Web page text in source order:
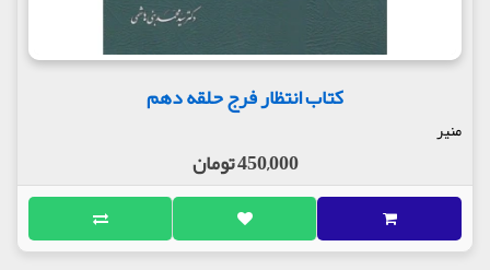
کتاب انتظار فرج حلقه دهم
منیر
450,000 تومان